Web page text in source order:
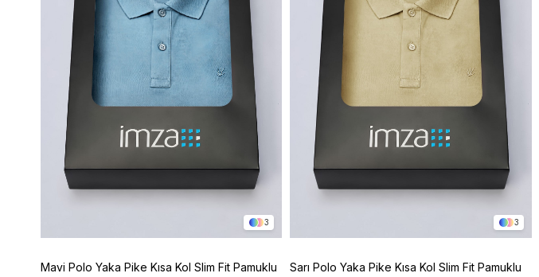
3
Mavi Polo Yaka Pike Kısa Kol Slim Fit Pamuklu
3
Sarı Polo Yaka Pike Kısa Kol Slim Fit Pamuklu